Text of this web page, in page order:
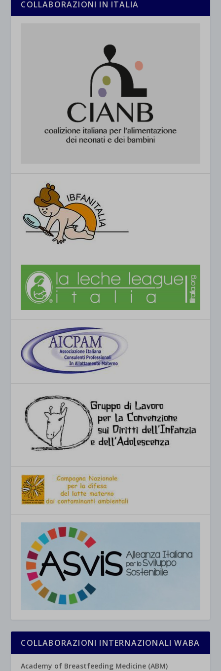
COLLABORAZIONI IN ITALIA
COLLABORAZIONI INTERNAZIONALI WABA
Academy of Breastfeeding Medicine (ABM)